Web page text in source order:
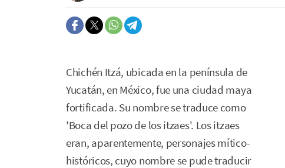
Chichén Itzá, ubicada en la península de
Yucatán, en México, fue una ciudad maya
fortificada. Su nombre se traduce como
'Boca del pozo de los itzaes'. Los itzaes
eran, aparentemente, personajes mítico-
históricos, cuyo nombre se pude traducir